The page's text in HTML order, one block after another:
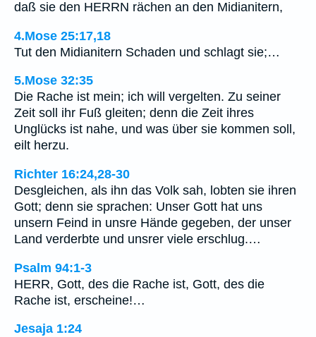
daß sie den HERRN rächen an den Midianitern,
4.Mose 25:17,18
Tut den Midianitern Schaden und schlagt sie;…
5.Mose 32:35
Die Rache ist mein; ich will vergelten. Zu seiner
Zeit soll ihr Fuß gleiten; denn die Zeit ihres
Unglücks ist nahe, und was über sie kommen soll,
eilt herzu.
Richter 16:24,28-30
Desgleichen, als ihn das Volk sah, lobten sie ihren
Gott; denn sie sprachen: Unser Gott hat uns
unsern Feind in unsre Hände gegeben, der unser
Land verderbte und unsrer viele erschlug.…
Psalm 94:1-3
HERR, Gott, des die Rache ist, Gott, des die
Rache ist, erscheine!…
Jesaja 1:24